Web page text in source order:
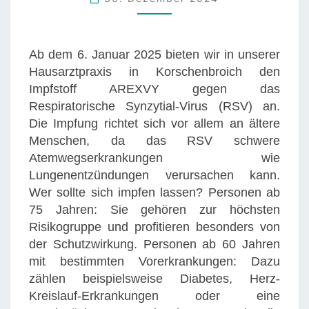
E
N
R
S
V
-
V
I
U
S
:
A
B
6
.
Ab dem 6. Januar 2025 bieten wir in unserer
Hausarztpraxis in Korschenbroich den
Impfstoff AREXVY gegen das
Respiratorische Synzytial-Virus (RSV) an.
Die Impfung richtet sich vor allem an ältere
Menschen, da das RSV schwere
Atemwegserkrankungen wie
Lungenentzündungen verursachen kann.
Wer sollte sich impfen lassen? Personen ab
75 Jahren: Sie gehören zur höchsten
Risikogruppe und profitieren besonders von
der Schutzwirkung. Personen ab 60 Jahren
mit bestimmten Vorerkrankungen: Dazu
zählen beispielsweise Diabetes, Herz-
Kreislauf-Erkrankungen oder eine